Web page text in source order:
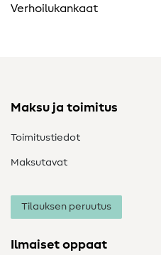
Verhoilukankaat
Maksu ja toimitus
Toimitustiedot
Maksutavat
Tilauksen peruutus
Ilmaiset oppaat